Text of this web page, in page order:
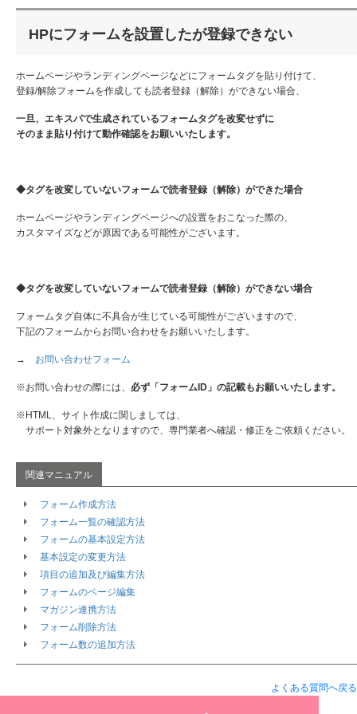
HPにフォームを設置したが登録できない
ホームページやランディングページなどにフォームタグを貼り付けて、
登録/解除フォームを作成しても読者登録（解除）ができない場合、
一旦、エキスパで生成されているフォームタグを改変せずに
そのまま貼り付けて動作確認をお願いいたします。
◆タグを改変していないフォームで読者登録（解除）ができた場合
ホームページやランディングページへの設置をおこなった際の、
カスタマイズなどが原因である可能性がございます。
◆タグを改変していないフォームで読者登録（解除）ができない場合
フォームタグ自体に不具合が生じている可能性がございますので、
下記のフォームからお問い合わせをお願いいたします。
→ お問い合わせフォーム
※お問い合わせの際には、 必ず「フォームID」の記載もお願いいたします。
※HTML、サイト作成に関しましては、
サポート対象外となりますので、専門業者へ確認・修正をご依頼ください。
フォーム作成方法
フォーム一覧の確認方法
フォームの基本設定方法
基本設定の変更方法
項目の追加及び編集方法
フォームのページ編集
マガジン連携方法
フォーム削除方法
フォーム数の追加方法
よくある質問へ戻る